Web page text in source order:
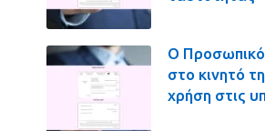
Ο
στο κινητό
χρήση στις